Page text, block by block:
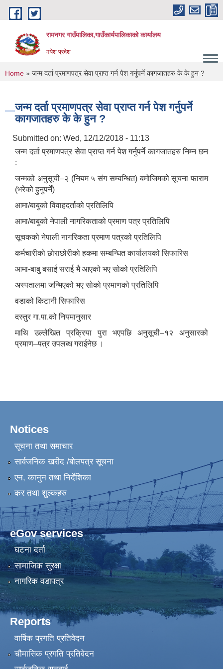
Skip to main content
रामनगर गाउँपालिका,गाउँकार्यपालिकाको कार्यालय
मधेश प्रदेश
You are here
Home » जन्म दर्ता प्रमाणपत्र सेवा प्राप्त गर्न पेश गर्नुपर्ने कागजातहरु के के हुन ?
जन्म दर्ता प्रमाणपत्र सेवा प्राप्त गर्न पेश गर्नुपर्ने
कागजातहरु के के हुन ?
Submitted on: Wed, 12/12/2018 - 11:13
जन्म दर्ता प्रमाणपत्र सेवा प्राप्त गर्न पेश गर्नुपर्ने कागजातहरु निम्न छन
:
जन्मको अनुसूची–२ (नियम ५ संग सम्बन्धित) बमोजिमको सूचना फाराम
(भरेको हुनुपर्ने)
आमा/बाबुको विवाहदर्ताको प्रतिलिपि
आमा/बाबुको नेपाली नागरिकताको प्रमाण पत्र प्रतिलिपि
सूचकको नेपाली नागरिकता प्रमाण पत्रको प्रतिलिपि
कर्मचारीको छोराछोरीको हकमा सम्बन्धित कार्यालयको सिफारिस
आमा-बाबु बसाई सराई भै आएको भए सोको प्रतिलिपि
अस्पतालमा जन्मिएको भए सोको प्रमाणको प्रतिलिपि
वडाको किटानी सिफारिस
दस्तुर गा.पा.को नियमानुसार
माथि उल्लेखित प्रक्रिया पुरा भएपछि अनुसूची–१२ अनुसारको
प्रमाण–पत्र उपलब्ध गराईनेछ ।
Notices
सूचना तथा समाचार
सार्वजनिक खरीद /बोलपत्र सूचना
एन, कानुन तथा निर्देशिका
कर तथा शुल्कहरु
eGov services
घटना दर्ता
सामाजिक सुरक्षा
नागरिक वडापत्र
Reports
वार्षिक प्रगति प्रतिवेदन
चौमासिक प्रगति प्रतिवेदन